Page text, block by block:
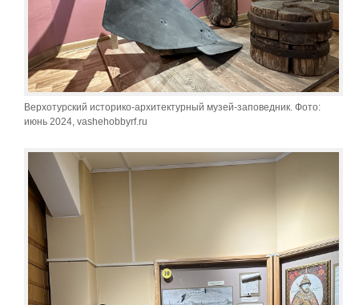
Верхотурский историко-архитектурный музей-заповедник. Фото:
июнь 2024, vashehobbyrf.ru